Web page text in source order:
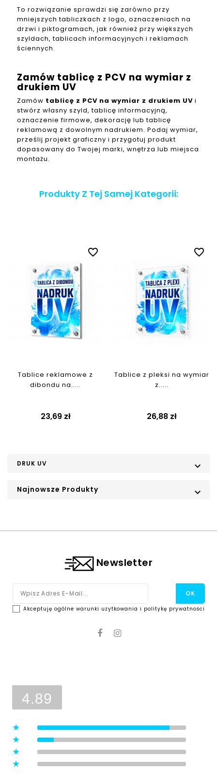
To rozwiązanie sprawdzi się zarówno przy
mniejszych tabliczkach z logo, oznaczeniach na
drzwi i piktogramach, jak również przy większych
szyldach, tablicach informacyjnych i reklamach
ściennych.
Zamów tablicę z PCV na wymiar z
drukiem UV
Zamów tablicę z PCV na wymiar z drukiem UV i
stwórz własny szyld, tablicę informacyjną,
oznaczenie firmowe, dekorację lub tablicę
reklamową z dowolnym nadrukiem. Podaj wymiar,
prześlij projekt graficzny i przygotuj produkt
dopasowany do Twojej marki, wnętrza lub miejsca
montażu.
Produkty Z Tej Samej Kategorii:
favorite_border
Tablice reklamowe z
dibondu na.....
Cena
23,69 zł
favorite_border
Tablice z pleksi na wymiar
z.....
Cena
26,88 zł
DRUK UV 
Najnowsze Produkty 
Newsletter
Akceptuję ogólne warunki użytkowania i politykę prywatności
4.89